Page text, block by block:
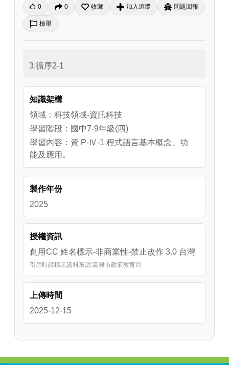
0 0 收藏 加入追蹤 問題回報
檢舉
3.循序2-1
知識架構
領域：科技領域-資訊科技
學習階段：國中7-9年級(四)
學習內容：資 P-Ⅳ-1 程式語言基本概念、功
能及應用。
製作年份
2025
授權資訊
創用CC 姓名標示-非商業性-禁止改作 3.0 台灣
引用時請標示資料來源:高雄市政府教育局
上傳時間
2025-12-15